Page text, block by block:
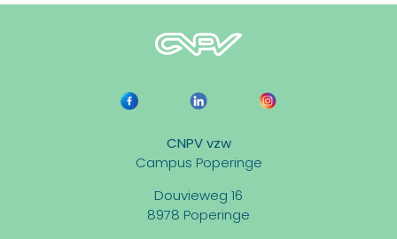
CNPV vzw
Campus Poperinge
Douvieweg 16
8978 Poperinge